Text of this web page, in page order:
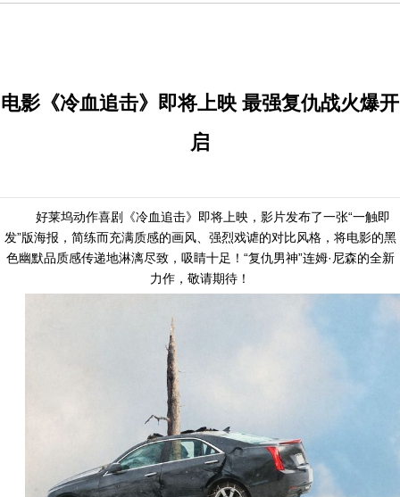
电影《冷血追击》即将上映 最强复仇战火爆开
启
好莱坞动作喜剧《冷血追击》即将上映，影片发布了一张“一触即
发”版海报，简练而充满质感的画风、强烈戏谑的对比风格，将电影的黑
色幽默品质感传递地淋漓尽致，吸睛十足！“复仇男神”连姆·尼森的全新
力作，敬请期待！